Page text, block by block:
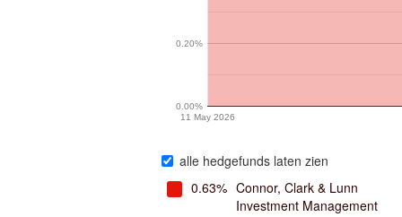
11 May 2026
0.00%
0.20%
alle hedgefunds laten zien
0.63% Connor, Clark & Lunn
Investment Management